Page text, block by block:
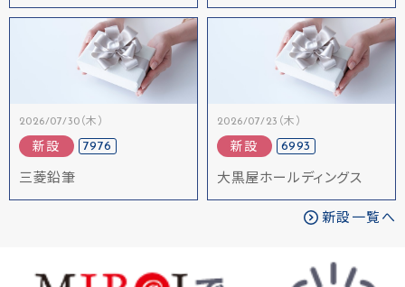
2026/07/30（木）
新設 7976
三菱鉛筆
2026/07/23（木）
新設 6993
大黒屋ホールディングス
新設一覧へ